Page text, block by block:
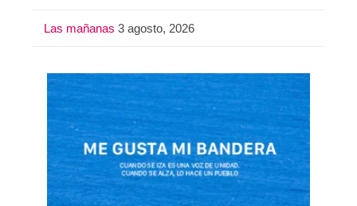
Las mañanas 3 agosto, 2026